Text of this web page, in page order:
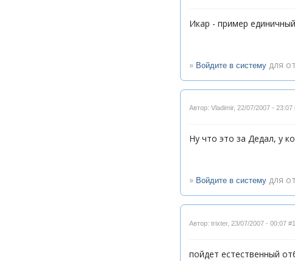
Икар - пример
» Войдите в систему для
Автор: Vladimir, 22/07/2007 - 23:07
Ну что это за Дедал, у
» Войдите в систему для
Автор: trixter, 23/07/2007 - 00:07
пойдет естественный